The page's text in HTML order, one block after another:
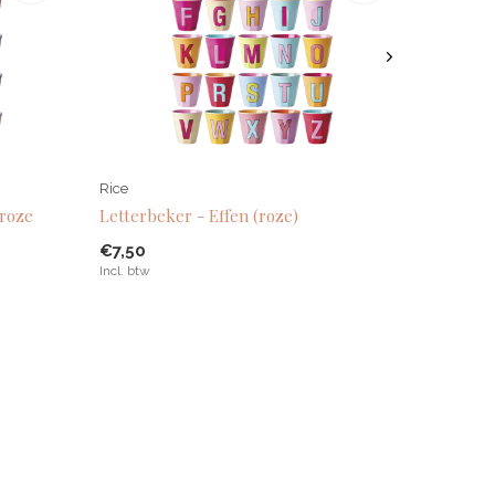
Rice
Letterbeker - Effen (roze)
€7,50
Incl. btw